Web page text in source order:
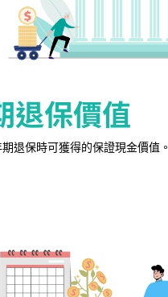
退保價值
退保時可獲得的保證現金價值。